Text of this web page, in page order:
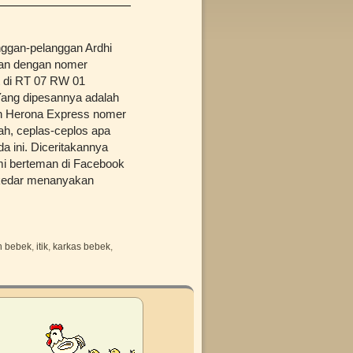
pelanggan Ardhi
dengan nomer
RT 07 RW 01
dipesannya adalah
Herona Express nomer
ceplas-ceplos apa
ini. Diceritakannya
berteman di Facebook
menanyakan
bebek itik karkas bebek